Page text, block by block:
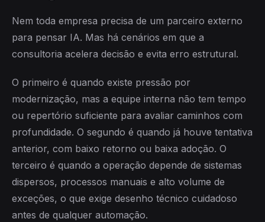
Nem toda empresa precisa de um parceiro externo
para pensar IA. Mas há cenários em que a
consultoria acelera decisão e evita erro estrutural.
O primeiro é quando existe pressão por
modernização, mas a equipe interna não tem tempo
ou repertório suficiente para avaliar caminhos com
profundidade. O segundo é quando já houve tentativa
anterior, com baixo retorno ou baixa adoção. O
terceiro é quando a operação depende de sistemas
dispersos, processos manuais e alto volume de
exceções, o que exige desenho técnico cuidadoso
antes de qualquer automação.